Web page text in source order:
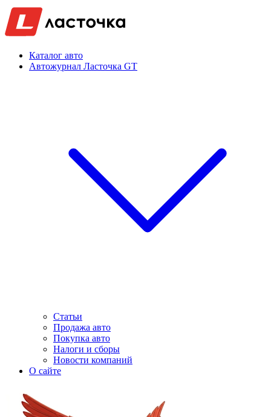
Каталог авто
Автожурнал Ласточка GT
Статьи
Продажа авто
Покупка авто
Налоги и сборы
Новости компаний
О сайте